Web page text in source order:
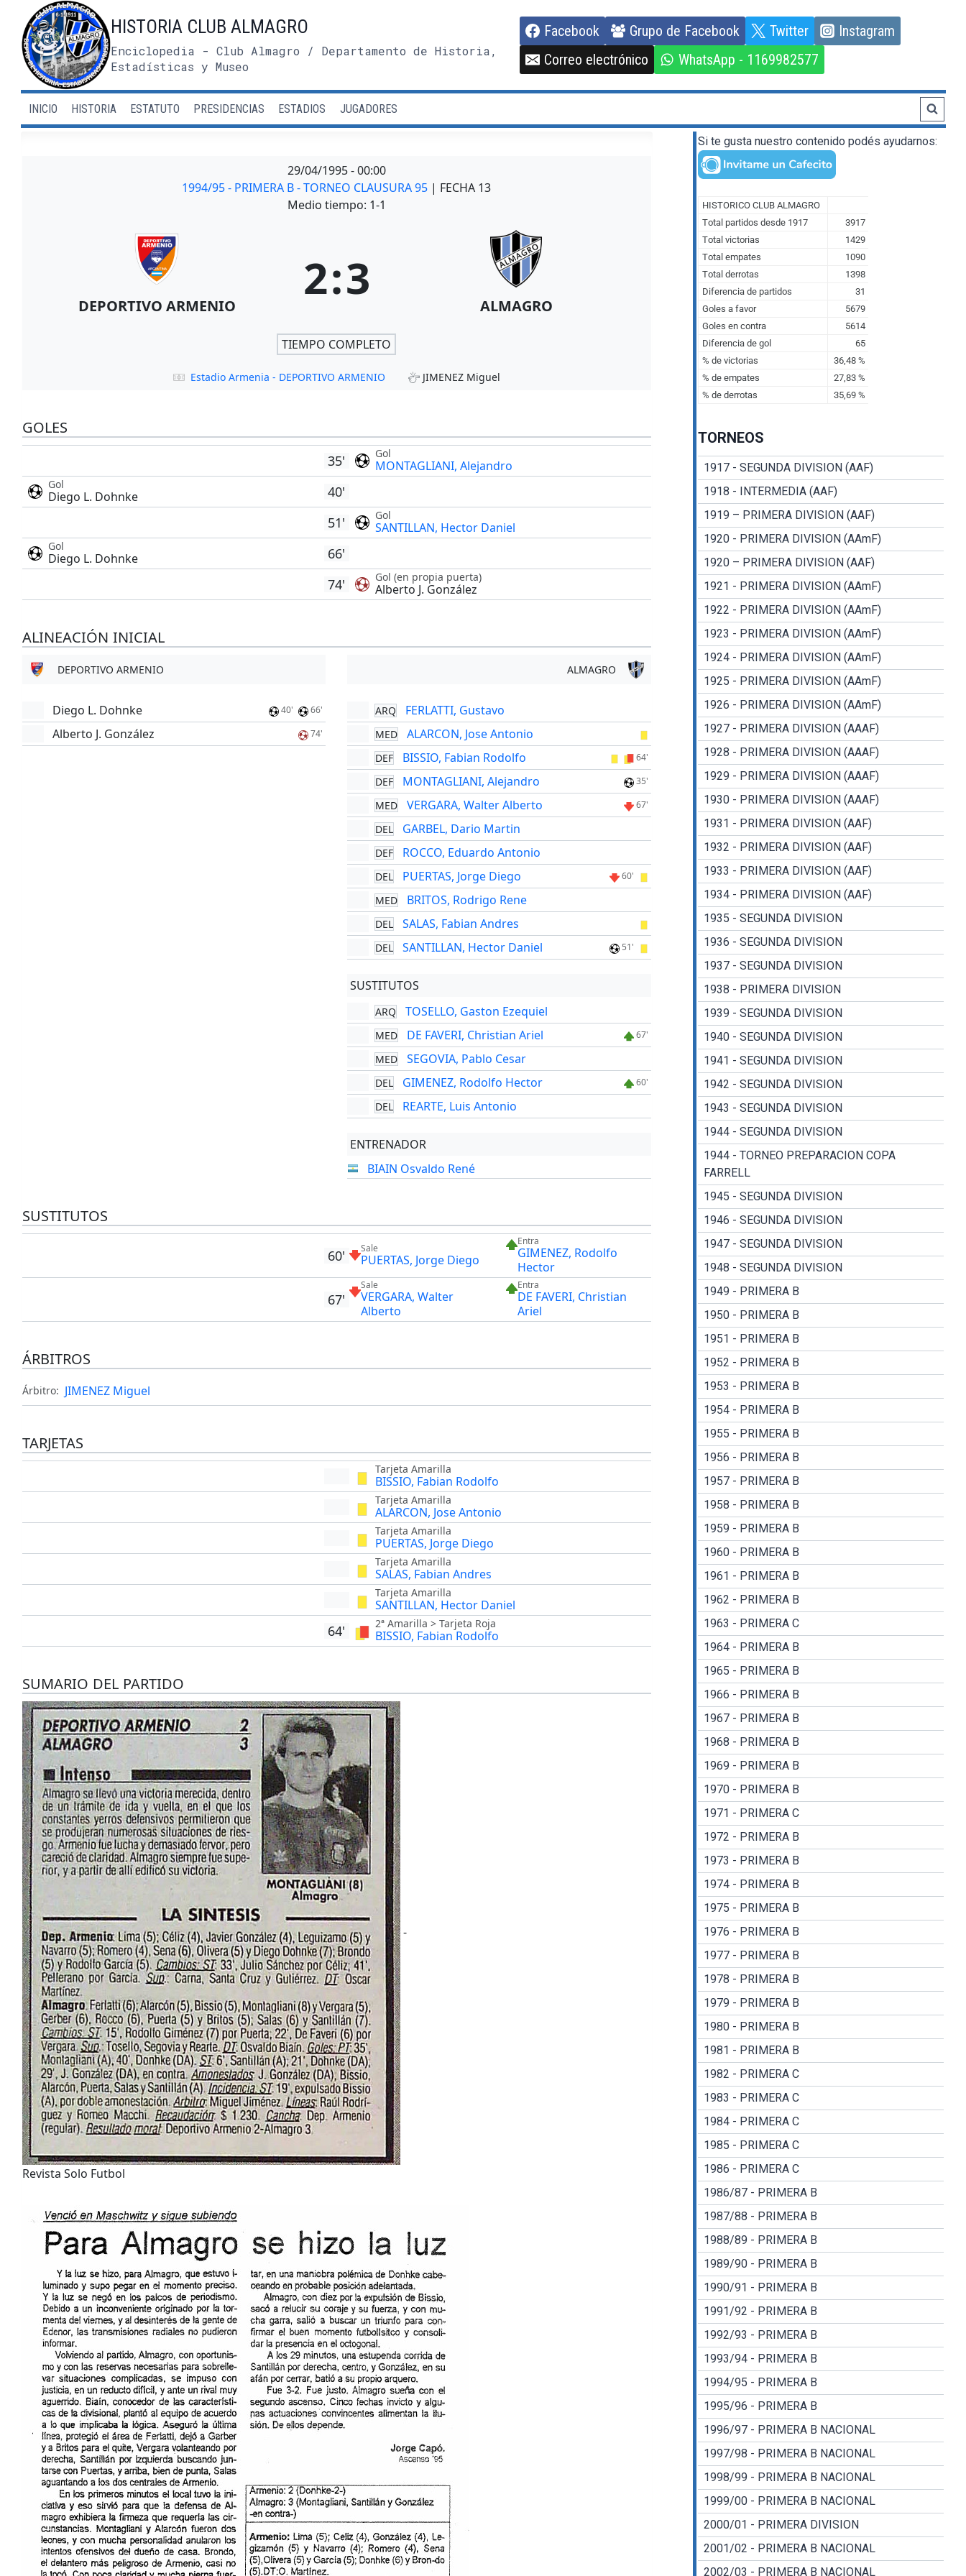
contenido
HISTORIA CLUB ALMAGRO
Enciclopedia - Club Almagro / Departamento de Historia,
Estadísticas y Museo
Facebook Grupo de Facebook Twitter
Instagram
Correo electrónico
WhatsApp - 1169982577
INICIO HISTORIA ESTATUTO PRESIDENCIAS ESTADIOS JUGADORES
29/04/1995-00:00
1994/95 - PRIMERA B - TORNEO CLAUSURA 95 | FECHA 13
Medio tiempo: 1-1
DEPORTIVO ARMENIO 2:3 ALMAGRO
TIEMPO COMPLETO
Estadio Armenia - DEPORTIVO ARMENIO JIMENEZ Miguel
GOLES
35' Gol
MONTAGLIANI, Alejandro
Gol
Diego L. Dohnke
40'
51'
Gol
SANTILLAN, Hector Daniel
Gol
Diego L. Dohnke
66'
74'
Gol (en propia puerta)
Alberto J. González
ALINEACIÓN INICIAL
DEPORTIVO ARMENIO
Diego L. Dohnke 40' 66'
Alberto J. González 74'
ALMAGRO
ARQ FERLATTI, Gustavo
MED ALARCON, Jose Antonio
DEF BISSIO, Fabian Rodolfo 64'
DEF MONTAGLIANI, Alejandro 35'
MED VERGARA, Walter Alberto 67'
DEL GARBEL, Dario Martin
DEF ROCCO, Eduardo Antonio
DEL PUERTAS, Jorge Diego 60'
MED BRITOS, Rodrigo Rene
DEL SALAS, Fabian Andres
DEL SANTILLAN, Hector Daniel 51'
SUSTITUTOS
ARQ TOSELLO, Gaston Ezequiel
MED DE FAVERI, Christian Ariel 67'
MED SEGOVIA, Pablo Cesar
DEL GIMENEZ, Rodolfo Hector 60'
DEL REARTE, Luis Antonio
ENTRENADOR
BIAIN Osvaldo René
SUSTITUTOS
60' Sale
PUERTAS, Jorge Diego
Entra
GIMENEZ, Rodolfo
Hector
67'
Sale
VERGARA, Walter
Alberto
Entra
DE FAVERI, Christian
Ariel
ÁRBITROS
Árbitro: JIMENEZ Miguel
TARJETAS
Tarjeta Amarilla
BISSIO, Fabian Rodolfo
Tarjeta Amarilla
ALARCON, Jose Antonio
Tarjeta Amarilla
PUERTAS, Jorge Diego
Tarjeta Amarilla
SALAS, Fabian Andres
Tarjeta Amarilla
SANTILLAN, Hector Daniel
64' 2ª Amarilla > Tarjeta Roja
BISSIO, Fabian Rodolfo
SUMARIO DEL PARTIDO
-
Revista Solo Futbol
Si te gusta nuestro contenido podés ayudarnos:
TORNEOS
1917 - SEGUNDA DIVISION (AAF)
1918 - INTERMEDIA (AAF)
1919 – PRIMERA DIVISION (AAF)
1920 - PRIMERA DIVISION (AAmF)
1920 – PRIMERA DIVISION (AAF)
1921 - PRIMERA DIVISION (AAmF)
1922 - PRIMERA DIVISION (AAmF)
1923 - PRIMERA DIVISION (AAmF)
1924 - PRIMERA DIVISION (AAmF)
1925 - PRIMERA DIVISION (AAmF)
1926 - PRIMERA DIVISION (AAmF)
1927 - PRIMERA DIVISION (AAAF)
1928 - PRIMERA DIVISION (AAAF)
1929 - PRIMERA DIVISION (AAAF)
1930 - PRIMERA DIVISION (AAAF)
1931 - PRIMERA DIVISION (AAF)
1932 - PRIMERA DIVISION (AAF)
1933 - PRIMERA DIVISION (AAF)
1934 - PRIMERA DIVISION (AAF)
1935 - SEGUNDA DIVISION
1936 - SEGUNDA DIVISION
1937 - SEGUNDA DIVISION
1938 - PRIMERA DIVISION
1939 - SEGUNDA DIVISION
1940 - SEGUNDA DIVISION
1941 - SEGUNDA DIVISION
1942 - SEGUNDA DIVISION
1943 - SEGUNDA DIVISION
1944 - SEGUNDA DIVISION
1944 - TORNEO PREPARACION COPA
FARRELL
1945 - SEGUNDA DIVISION
1946 - SEGUNDA DIVISION
1947 - SEGUNDA DIVISION
1948 - SEGUNDA DIVISION
1949 - PRIMERA B
1950 - PRIMERA B
1951 - PRIMERA B
1952 - PRIMERA B
1953 - PRIMERA B
1954 - PRIMERA B
1955 - PRIMERA B
1956 - PRIMERA B
1957 - PRIMERA B
1958 - PRIMERA B
1959 - PRIMERA B
1960 - PRIMERA B
1961 - PRIMERA B
1962 - PRIMERA B
1963 - PRIMERA C
1964 - PRIMERA B
1965 - PRIMERA B
1966 - PRIMERA B
1967 - PRIMERA B
1968 - PRIMERA B
1969 - PRIMERA B
1970 - PRIMERA B
1971 - PRIMERA C
1972 - PRIMERA B
1973 - PRIMERA B
1974 - PRIMERA B
1975 - PRIMERA B
1976 - PRIMERA B
1977 - PRIMERA B
1978 - PRIMERA B
1979 - PRIMERA B
1980 - PRIMERA B
1981 - PRIMERA B
1982 - PRIMERA C
1983 - PRIMERA C
1984 - PRIMERA C
1985 - PRIMERA C
1986 - PRIMERA C
1986/87 - PRIMERA B
1987/88 - PRIMERA B
1988/89 - PRIMERA B
1989/90 - PRIMERA B
1990/91 - PRIMERA B
1991/92 - PRIMERA B
1992/93 - PRIMERA B
1993/94 - PRIMERA B
1994/95 - PRIMERA B
1995/96 - PRIMERA B
1996/97 - PRIMERA B NACIONAL
1997/98 - PRIMERA B NACIONAL
1998/99 - PRIMERA B NACIONAL
1999/00 - PRIMERA B NACIONAL
2000/01 - PRIMERA DIVISION
2001/02 - PRIMERA B NACIONAL
2002/03 - PRIMERA B NACIONAL